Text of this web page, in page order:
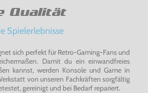
Qualität
Spielerlebnisse
sich perfekt für Retro-Gaming-Fans und
Damit du ein einwandfreies
kannst, werden Konsole und Game in
von unseren Fachkräften sorgfältig
gereinigt und bei Bedarf repariert.